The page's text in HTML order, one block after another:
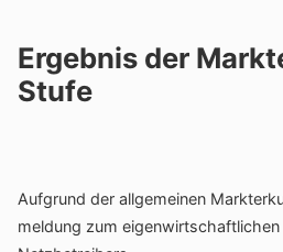
Ergebnis der
Stufe
Aufgrund der allge­meinen
mel­dung zum eigen­wirt­schaft­li­chen